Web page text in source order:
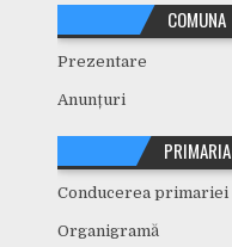
COMUNA
Prezentare
Anunțuri
PRIMARIA
Conducerea primariei
Organigramă